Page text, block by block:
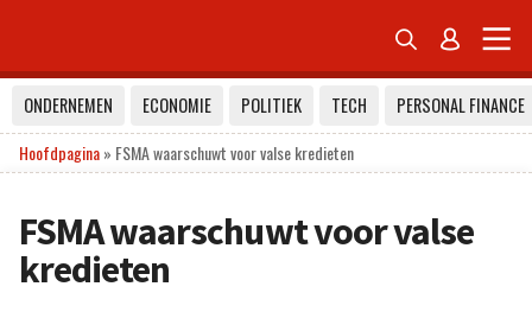
 
ONDERNEMEN ECONOMIE POLITIEK TECH
PERSONAL FINANCE
Hoofdpagina» FSMA waarschuwt voor valse kredieten
FSMA waarschuwt voor valse
kredieten